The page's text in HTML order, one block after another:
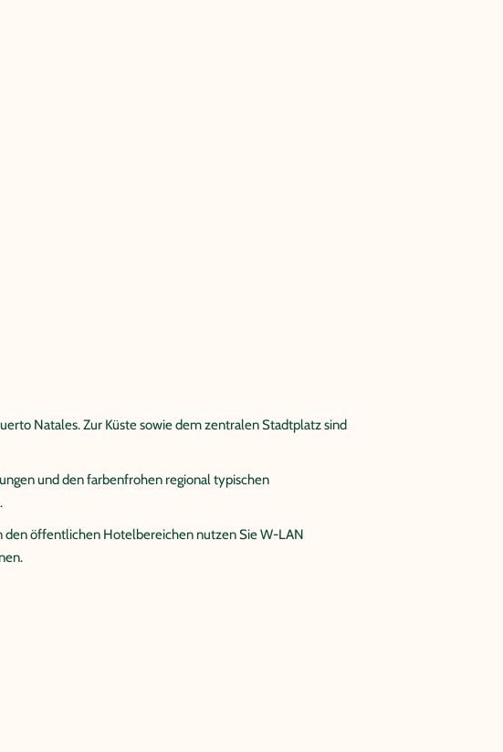
Natales. Zur Küste sowie dem zentralen Stadtplatz sind
und den farbenfrohen regional typischen
den öffentlichen Hotelbereichen nutzen Sie W-LAN